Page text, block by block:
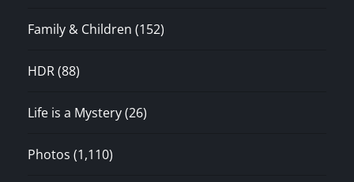
Family & Children (152)
HDR(88)
Life is a Mystery(26)
Photos (1,110)